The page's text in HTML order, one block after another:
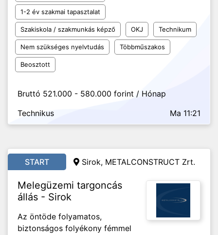
1-2 év szakmai tapasztalat
Szakiskola / szakmunkás képző OKJ Technikum
Nem szükséges nyelvtudás Többműszakos
Beosztott
Bruttó 521.000 - 580.000 forint / Hónap
Technikus
Ma 11:21
START Sirok, METALCONSTRUCT Zrt.
Melegüzemi targoncás
állás - Sirok
Az öntöde folyamatos,
biztonságos folyékony fémmel